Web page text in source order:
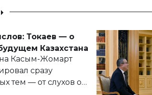
Токаев — о
Казахстана
Касым-Жомарт
сразу
тем — от слухов о